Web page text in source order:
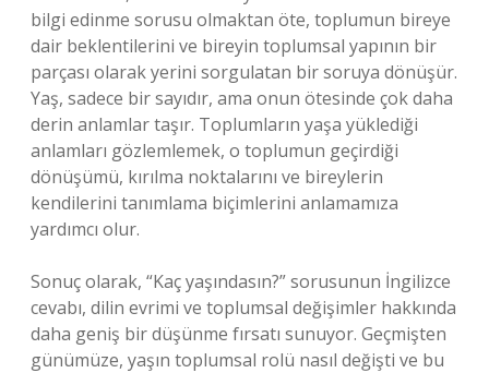
bilgi edinme sorusu olmaktan öte, toplumun bireye
dair beklentilerini ve bireyin toplumsal yapının bir
parçası olarak yerini sorgulatan bir soruya dönüşür.
Yaş, sadece bir sayıdır, ama onun ötesinde çok daha
derin anlamlar taşır. Toplumların yaşa yüklediği
anlamları gözlemlemek, o toplumun geçirdiği
dönüşümü, kırılma noktalarını ve bireylerin
kendilerini tanımlama biçimlerini anlamamıza
yardımcı olur.
Sonuç olarak, “Kaç yaşındasın?” sorusunun İngilizce
cevabı, dilin evrimi ve toplumsal değişimler hakkında
daha geniş bir düşünme fırsatı sunuyor. Geçmişten
günümüze, yaşın toplumsal rolü nasıl değişti ve bu